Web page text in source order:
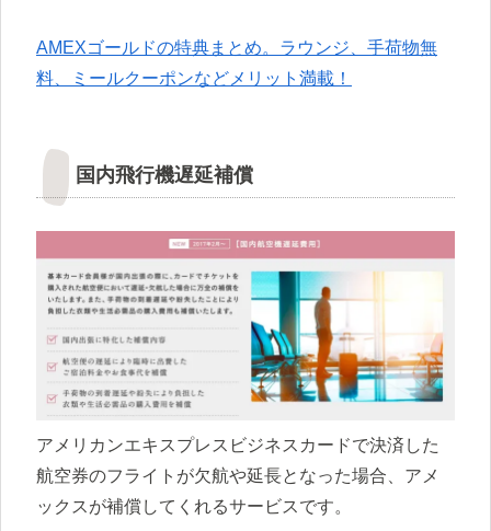
AMEXゴールドの特典まとめ。ラウンジ、手荷物無
料、ミールクーポンなどメリット満載！
国内飛行機遅延補償
アメリカンエキスプレスビジネスカードで決済した
航空券のフライトが欠航や延長となった場合、アメ
ックスが補償してくれるサービスです。